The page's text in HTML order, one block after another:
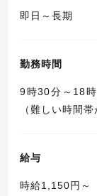
即日～長期
勤務時間
9時30分～18
（難しい時間
給与
時給1,150円～